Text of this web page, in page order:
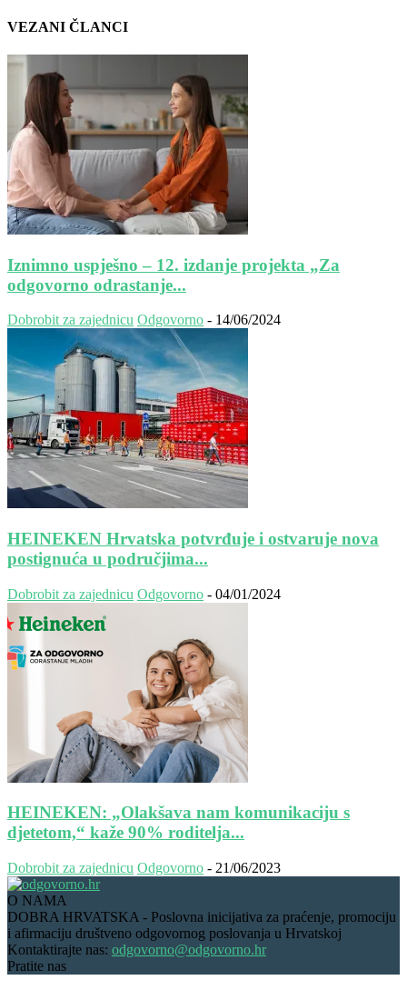
VEZANI ČLANCI
Iznimno uspješno – 12. izdanje projekta „Za
odgovorno odrastanje...
Dobrobit za zajednicu Odgovorno - 14/06/2024
HEINEKEN Hrvatska potvrđuje i ostvaruje nova
postignuća u područjima...
Dobrobit za zajednicu Odgovorno - 04/01/2024
HEINEKEN: „Olakšava nam komunikaciju s
djetetom,“ kaže 90% roditelja...
Dobrobit za zajednicu Odgovorno - 21/06/2023
O NAMA
DOBRA HRVATSKA - Poslovna inicijativa za praćenje, promociju
i afirmaciju društveno odgovornog poslovanja u Hrvatskoj
Kontaktirajte nas: odgovorno@odgovorno.hr
Pratite nas